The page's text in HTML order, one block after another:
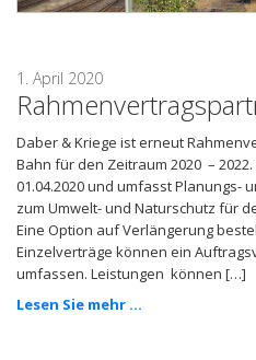
1. April 2020
Daber & Kriege ist erneut
Bahn für den Zeitraum 2020 –
01.04.2020 und umfasst Planungs-
zum Umwelt- und Naturschutz für
Eine Option auf Verlängerung
Einzelverträge können ein
umfassen. Leistungen können […]
Lesen Sie mehr ...